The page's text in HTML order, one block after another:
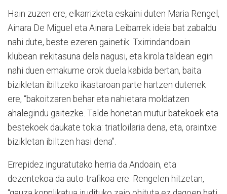
Hain zuzen ere, elkarrizketa eskaini duten Maria Rengel,
Ainara De Miguel eta Ainara Leibarrek ideia bat zabaldu
nahi dute, beste ezeren gainetik: Txirrindandoain
klubean irekitasuna dela nagusi, eta kirola taldean egin
nahi duen emakume orok duela kabida bertan, baita
bizikletan ibiltzeko ikastaroan parte hartzen dutenek
ere, “bakoitzaren behar eta nahietara moldatzen
ahalegindu gaitezke. Talde honetan mutur batekoek eta
bestekoek daukate tokia: triatloilaria dena, eta, oraintxe
bizikletan ibiltzen hasi dena”.
Errepidez inguratutako herria da Andoain, eta
dezentekoa da auto-trafikoa ere. Rengelen hitzetan,